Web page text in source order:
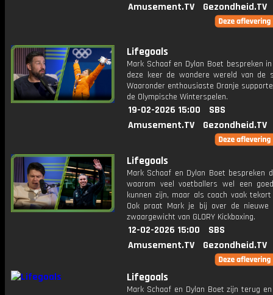
Amusement.TV
Gezondheid.TV
Lifegoals
Mark Schaaf en Dylan Boet bespreken
deze keer de wondere wereld van de
Waaronder enthousiaste Oranje
de Olympische Winterspelen.
19-02-2026 15:00
SBS
Amusement.TV
Gezondheid.TV
Lifegoals
Mark Schaaf en Dylan Boet bespreken
waarom veel voetballers wel een
kunnen zijn, maar als coach vaak
Ook praat Mark je bij over de nieuwe
zwaargewicht van GLORY Kickboxing.
12-02-2026 15:00
SBS
Amusement.TV
Gezondheid.TV
Lifegoals
Mark Schaaf en Dylan Boet zijn terug